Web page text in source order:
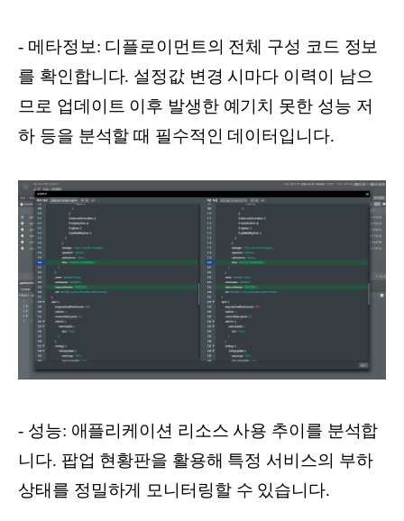
- 메타정보: 디플로이먼트의 전체 구성 코드 정보
를 확인합니다. 설정값 변경 시마다 이력이 남으
므로 업데이트 이후 발생한 예기치 못한 성능 저
하 등을 분석할 때 필수적인 데이터입니다.
- 성능: 애플리케이션 리소스 사용 추이를 분석합
니다. 팝업 현황판을 활용해 특정 서비스의 부하
상태를 정밀하게 모니터링할 수 있습니다.